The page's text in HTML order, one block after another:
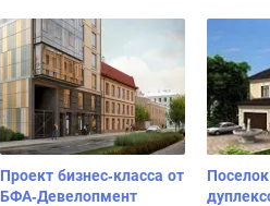
Проект бизнес-класса от
БФА-Девелопмент